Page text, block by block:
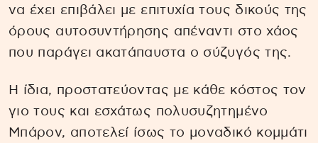
να έχει επιβάλει με επιτυχία τους δικούς της
όρους αυτοσυντήρησης απέναντι στο χάος
που παράγει ακατάπαυστα ο σύζυγός της.
Η ίδια, προστατεύοντας με κάθε κόστος τον
γιο τους και εσχάτως πολυσυζητημένο
Μπάρον, αποτελεί ίσως το μοναδικό κομμάτι